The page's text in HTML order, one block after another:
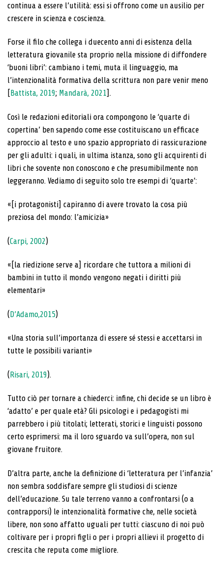
continua a essere l’utilità: essi si offrono come un ausilio per
crescere in scienza e coscienza.
Forse il filo che collega i duecento anni di esistenza della
letteratura giovanile sta proprio nella missione di diffondere
‘buoni libri’: cambiano i temi, muta il linguaggio, ma
l’intenzionalità formativa della scrittura non pare venir meno
[Battista, 2019; Mandarà, 2021].
Così le redazioni editoriali ora compongono le ‘quarte di
copertina’ ben sapendo come esse costituiscano un efficace
approccio al testo e uno spazio appropriato di rassicurazione
per gli adulti: i quali, in ultima istanza, sono gli acquirenti di
libri che sovente non conoscono e che presumibilmente non
leggeranno. Vediamo di seguito solo tre esempi di ‘quarte’:
«[i protagonisti] capiranno di avere trovato la cosa più
preziosa del mondo: l’amicizia»
(Carpi, 2002)
«[la riedizione serve a] ricordare che tuttora a milioni di
bambini in tutto il mondo vengono negati i diritti più
elementari»
(D’Adamo,2015)
«Una storia sull’importanza di essere sé stessi e accettarsi in
tutte le possibili varianti»
(Risari, 2019).
Tutto ciò per tornare a chiederci: infine, chi decide se un libro è
‘adatto’ e per quale età? Gli psicologi e i pedagogisti mi
parrebbero i più titolati; letterati, storici e linguisti possono
certo esprimersi: ma il loro sguardo va sull’opera, non sul
giovane fruitore.
D’altra parte, anche la definizione di ‘letteratura per l’infanzia’
non sembra soddisfare sempre gli studiosi di scienze
dell’educazione. Su tale terreno vanno a confrontarsi (o a
contrapporsi) le intenzionalità formative che, nelle società
libere, non sono affatto uguali per tutti: ciascuno di noi può
coltivare per i propri figli o per i propri allievi il progetto di
crescita che reputa come migliore.